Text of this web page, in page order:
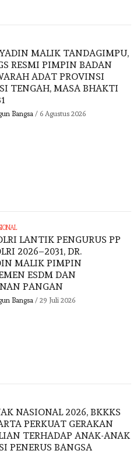
MALIK TANDAGIMPU,
RESMI PIMPIN BADAN
ADAT PROVINSI
TENGAH, MASA BHAKTI
Bangsa/ 6 Agustus 2026
LANTIK PENGURUS PP
2026–2031, DR.
MALIK PIMPIN
ESDM DAN
PANGAN
Bangsa/ 29 Juli 2026
NASIONAL 2026, BKKKS
PERKUAT GERAKAN
TERHADAP ANAK-ANAK
PENERUS BANGSA